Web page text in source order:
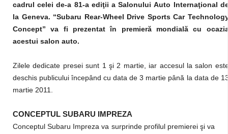
cadrul celei de-a 81-a ediţii a Salonului Auto Internaţional
la Geneva. “Subaru Rear-Wheel Drive Sports Car
Concept” va fi prezentat în premieră mondială cu
acestui salon auto.
Zilele dedicate presei sunt 1 şi 2 martie, iar accesul la salon
deschis publicului începând cu data de 3 martie până la data de
martie 2011.
CONCEPTUL SUBARU IMPREZA
Conceptul Subaru Imprezava surprinde profilul premierei şi va